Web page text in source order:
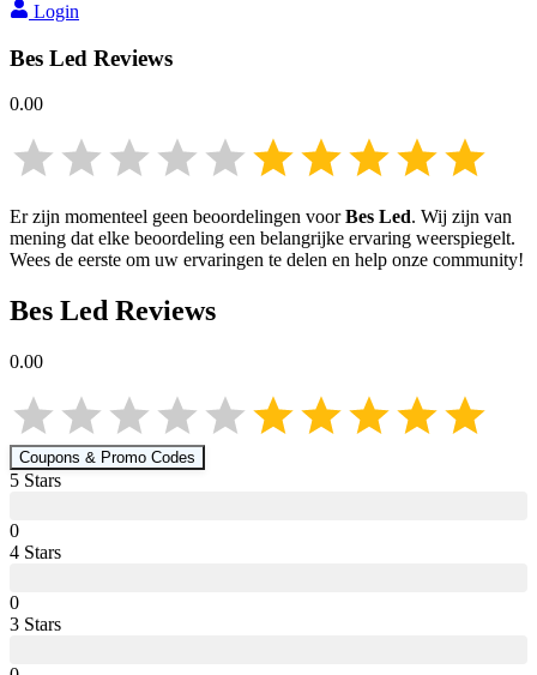
Login
Bes Led Reviews
0.00
Er zijn momenteel geen beoordelingen voorBes Led. Wij zijn van
mening dat elke beoordeling een belangrijke ervaring weerspiegelt.
Wees de eerste om uw ervaringen te delen en help onze community!
Bes Led Reviews
0.00
Coupons & Promo Codes
5 Stars
0
4 Stars
0
3 Stars